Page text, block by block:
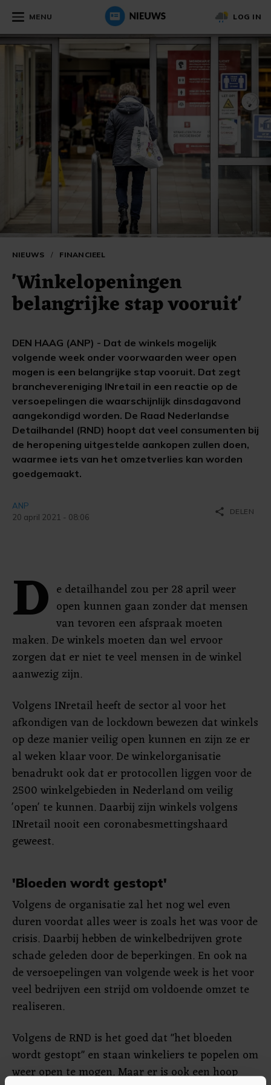
MENU LOG IN
NIEUWS / FINANCIEEL
'Winkelopeningen
belangrijke stap vooruit'
DEN HAAG (ANP) - Dat de winkels mogelijk
volgende week onder voorwaarden weer open
mogen is een belangrijke stap vooruit. Dat zegt
branchevereniging INretail in een reactie op de
versoepelingen die waarschijnlijk dinsdagavond
aangekondigd worden. De Raad Nederlandse
Detailhandel (RND) hoopt dat veel consumenten bij
de heropening uitgestelde aankopen zullen doen,
waarmee iets van het omzetverlies kan worden
goedgemaakt.
ANP
20 april 2021 - 08:06
share DELEN
D e detailhandel zou per 28 april weer
open kunnen gaan zonder dat mensen
van tevoren een afspraak moeten
maken. De winkels moeten dan wel ervoor
zorgen dat er niet te veel mensen in de winkel
aanwezig zijn.
Volgens INretail heeft de sector al voor het
afkondigen van de lockdown bewezen dat winkels
op deze manier veilig open kunnen en zijn ze er
al weken klaar voor. De winkelorganisatie
benadrukt ook dat er protocollen liggen voor de
2500 winkelgebieden in Nederland om veilig
'open' te kunnen. Daarbij zijn winkels volgens
INretail nooit een coronabesmettingshaard
geweest.
'Bloeden wordt gestopt'
Volgens de organisatie zal het nog wel even
duren voordat alles weer is zoals het was voor de
crisis. Daarbij hebben de winkelbedrijven grote
schade geleden door de beperkingen. En ook na
de versoepelingen van volgende week is het voor
veel bedrijven een strijd om voldoende omzet te
realiseren.
Volgens de RND is het goed dat "het bloeden
wordt gestopt" en staan winkeliers te popelen om
weer open te mogen. Maar er is ook een hoop